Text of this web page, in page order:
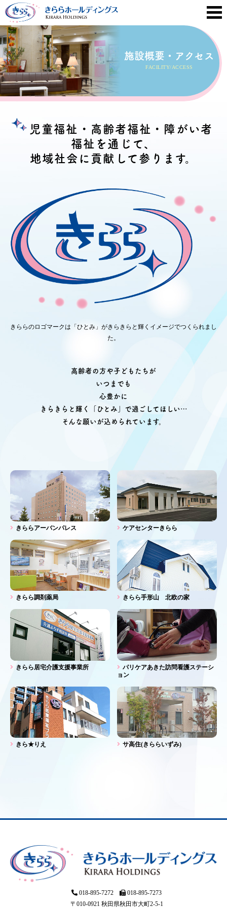
施設概要・アクセス
FACILITY/ACCESS
児童福祉・高齢者福祉・障がい者
福祉を通じて、
地域社会に貢献して参ります。
きららのロゴマークは「ひとみ」がきらきらと輝くイメージでつくられまし
た。
高齢者の方や子どもたちが
いつまでも
心豊かに
きらきらと輝く「ひとみ」で過ごしてほしい…
そんな願いが込められています。
きららアーバンパレス ケアセンターきらら
きらら調剤薬局 きらら手形山 北欧の家
きらら居宅介護支援事業所
パリケアあきた訪問看護ステーシ
ョン
きら★りえ サ高住(きららいずみ)
018-895-7272
018-895-7273
〒010-0921 秋田県秋田市大町2-5-1